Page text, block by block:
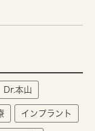
Dr.本山
インプラント